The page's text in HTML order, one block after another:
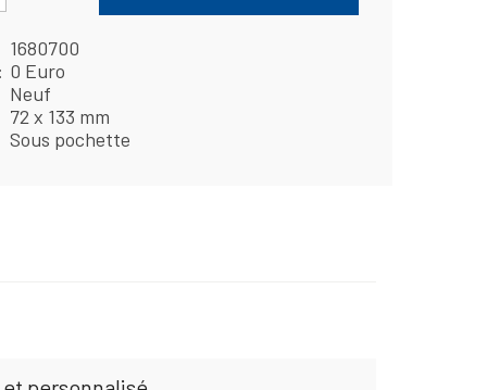
1680700
0 Euro
Neuf
72 x 133 mm
Sous pochette